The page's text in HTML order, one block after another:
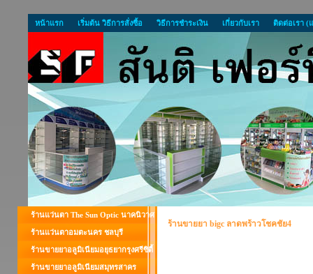
หน้าแรก เริ่มต้น วิธีการสั่งซื้อ วิธีการชำระเงิน เกี่ยวกับเรา ติดต่อเรา (
ร้านแว่นตา The Sun Optic นาคนิวาศ
ร้านแว่นตาอมตะนคร ชลบุรี
ร้านขายยาอลูมิเนียมอยุธยากรุงศรีซิตี้
ร้านขายยาอลูมิเนียมสมุทรสาคร
ร้านขายยา bigc ลาดพร้าวโชคชัย4